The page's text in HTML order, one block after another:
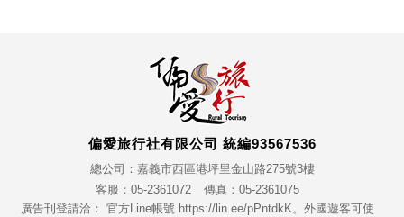
偏愛旅行社有限公司 統編93567536
總公司：嘉義市西區港坪里金山路275號3樓
客服：05-2361072
傳真：05-2361075
廣告刊登請洽： 官方Line帳號 https://lin.ee/pPntdkK。外國遊客可使